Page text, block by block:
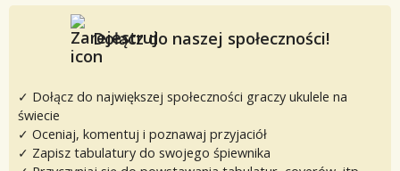
Dołącz do naszej społeczności!
✓ Dołącz do największej społeczności graczy ukulele na
świecie
✓ Oceniaj, komentuj i poznawaj przyjaciół
✓ Zapisz tabulatury do swojego śpiewnika